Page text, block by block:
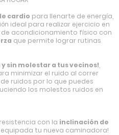
cardio para llenarte de energía,
ideal para realizar ejercicio en
acondicionamiento físico con
que permite lograr rutinas
sin molestar a tus vecinos!
minimizar el ruido al correr
ruidos por lo que puedes
los molestos ruidos en
con la inclinación de
tu nueva caminadora!